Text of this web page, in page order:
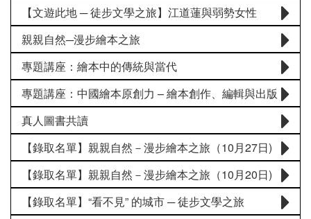
【文遊此地 ─ 徒步文學之旅】江道蓮與弱勢女性
親親自然─漫步繪本之旅
專題講座：繪本中的傳統與當代
專題講座：中國繪本原創力 – 繪本創作、編輯與出版
真人圖書共讀
【錄取名單】親親自然－漫步繪本之旅（10月27日)
【錄取名單】親親自然－漫步繪本之旅（10月20日)
【錄取名單】“看不見” 的城市 ─ 徒步文學之旅